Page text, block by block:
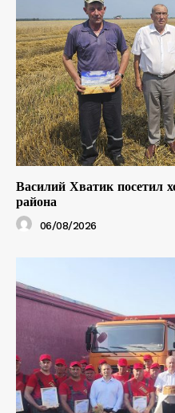
Василий Хватик посетил
района
06/08/2026